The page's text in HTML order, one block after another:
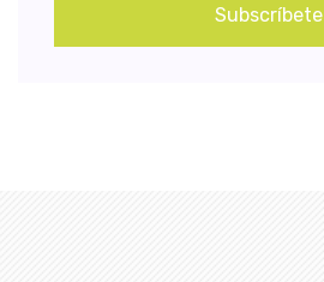
Subscríbete